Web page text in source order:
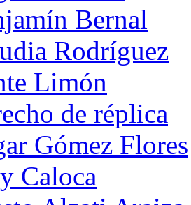
Bernal
Rodríguez
Limón
de réplica
Gómez Flores
Caloca